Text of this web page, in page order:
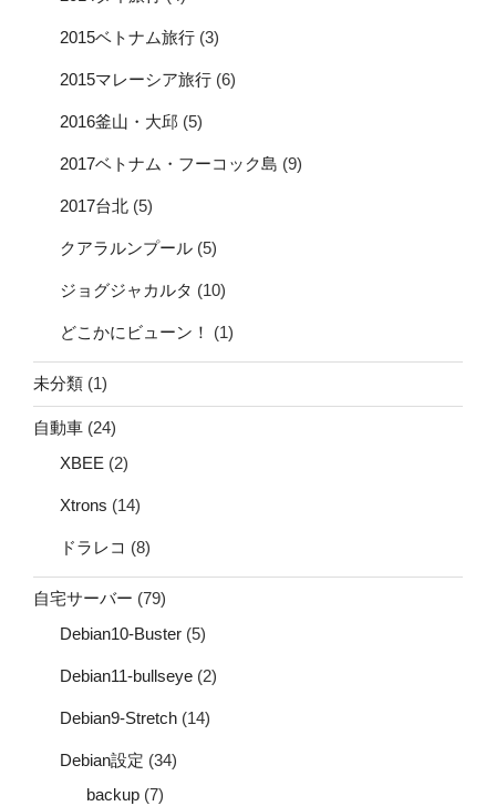
2015ベトナム旅行 (3)
2015マレーシア旅行 (6)
2016釜山・大邱 (5)
2017ベトナム・フーコック島 (9)
2017台北 (5)
クアラルンプール (5)
ジョグジャカルタ (10)
どこかにビューン！ (1)
未分類 (1)
自動車 (24)
XBEE (2)
Xtrons (14)
ドラレコ (8)
自宅サーバー (79)
Debian10-Buster (5)
Debian11-bullseye (2)
Debian9-Stretch (14)
Debian設定 (34)
backup (7)